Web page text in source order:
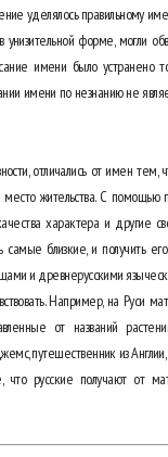
уделялось правильному
форме, могли
имени было устранено
имени по незнанию не
отличались от имен тем,
жительства. С
характера и другие
самые близкие, и получить
и древнерусскими
Например, на Руси
от названий
путешественник из
русские получают от